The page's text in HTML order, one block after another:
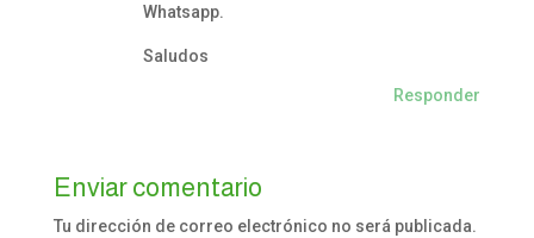
Whatsapp.
Saludos
Responder
Enviar comentario
Tu dirección de correo electrónico no será publicada.